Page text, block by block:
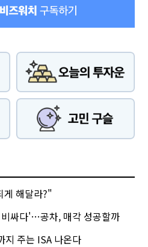
게 해달라?"
싸다'…공차, 매각 성공할까
지 주는 ISA 나온다